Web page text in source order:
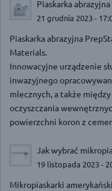
Piaskarka
21 grudnia 2023 -
Piaskarka abrazyjna
Materials.
Innowacyjne urządzenie
inwazyjnego
mlecznych, a także
oczyszczania
powierzchni koron z
Jak wybrać
19 listopada 2023 -
Mikropiaskarki